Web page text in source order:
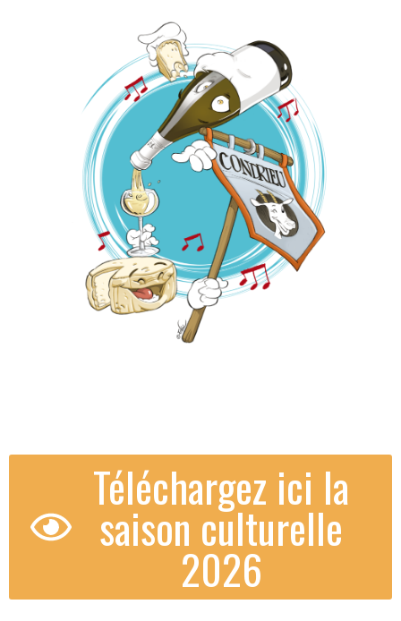
Téléchargez ici la
saison culturelle
2026